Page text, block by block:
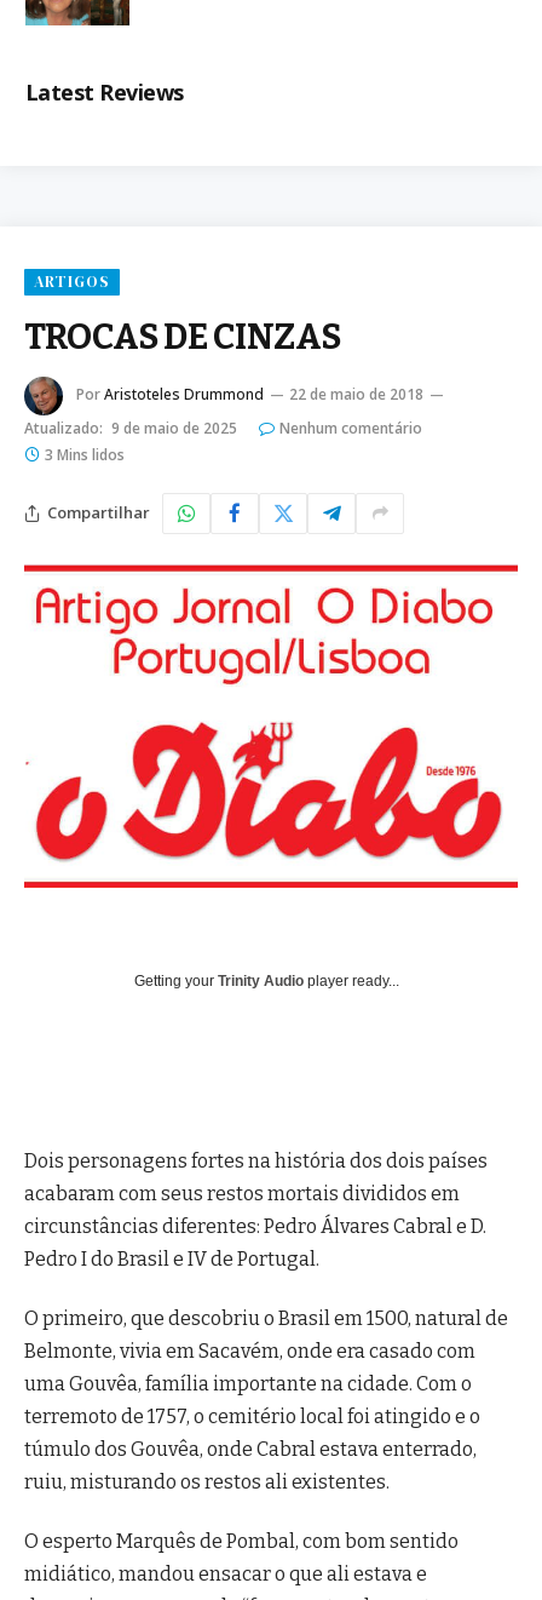
Latest Reviews
ARTIGOS
TROCAS DE CINZAS
PorAristoteles Drummond
22 de maio de 2018
Atualizado: 9 de maio de 2025
Nenhum comentário
3 Mins lidos
Compartilhar
Getting your Trinity Audio player ready...
Dois personagens fortes na história dos dois países
acabaram com seus restos mortais divididos em
circunstâncias diferentes: Pedro Álvares Cabral e D.
Pedro I do Brasil e IV de Portugal.
O primeiro, que descobriu o Brasil em 1500, natural de
Belmonte, vivia em Sacavém, onde era casado com
uma Gouvêa, família importante na cidade. Com o
terremoto de 1757, o cemitério local foi atingido e o
túmulo dos Gouvêa, onde Cabral estava enterrado,
ruiu, misturando os restos ali existentes.
O esperto Marquês de Pombal, com bom sentido
midiático, mandou ensacar o que ali estava e